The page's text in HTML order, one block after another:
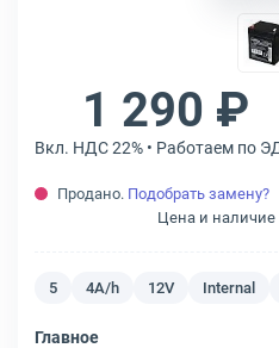
1 290 ₽
Вкл. НДС 22% • Работаем по
Продано. Подобрать замену?
Цена и наличие
5 4A/h 12V Internal
Главное